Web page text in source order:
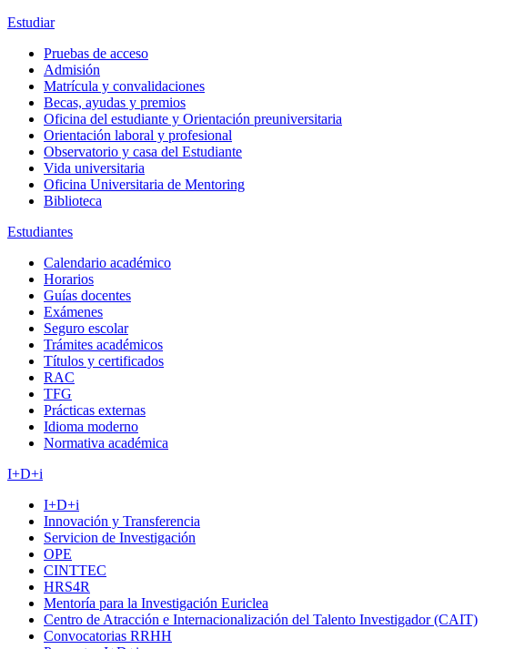
Estudiar
Pruebas de acceso
Admisión
Matrícula y convalidaciones
Becas, ayudas y premios
Oficina del estudiante y Orientación preuniversitaria
Orientación laboral y profesional
Observatorio y casa del Estudiante
Vida universitaria
Oficina Universitaria de Mentoring
Biblioteca
Estudiantes
Calendario académico
Horarios
Guías docentes
Exámenes
Seguro escolar
Trámites académicos
Títulos y certificados
RAC
TFG
Prácticas externas
Idioma moderno
Normativa académica
I+D+i
I+D+i
Innovación y Transferencia
Servicion de Investigación
OPE
CINTTEC
HRS4R
Mentoría para la Investigación Euriclea
Centro de Atracción e Internacionalización del Talento Investigador (CAIT)
Convocatorias RRHH